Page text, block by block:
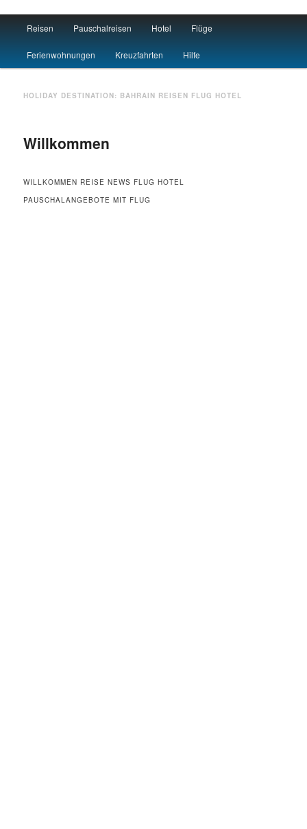
Travel : De
Skip to primary content
Skip to secondary content
Reisen Pauschalreisen Hotel Flüge
Ferienwohnungen Kreuzfahrten Hilfe
HOLIDAY DESTINATION: BAHRAIN REISEN FLUG HOTEL
Willkommen
WILLKOMMEN REISE NEWS FLUG HOTEL
PAUSCHALANGEBOTE MIT FLUG